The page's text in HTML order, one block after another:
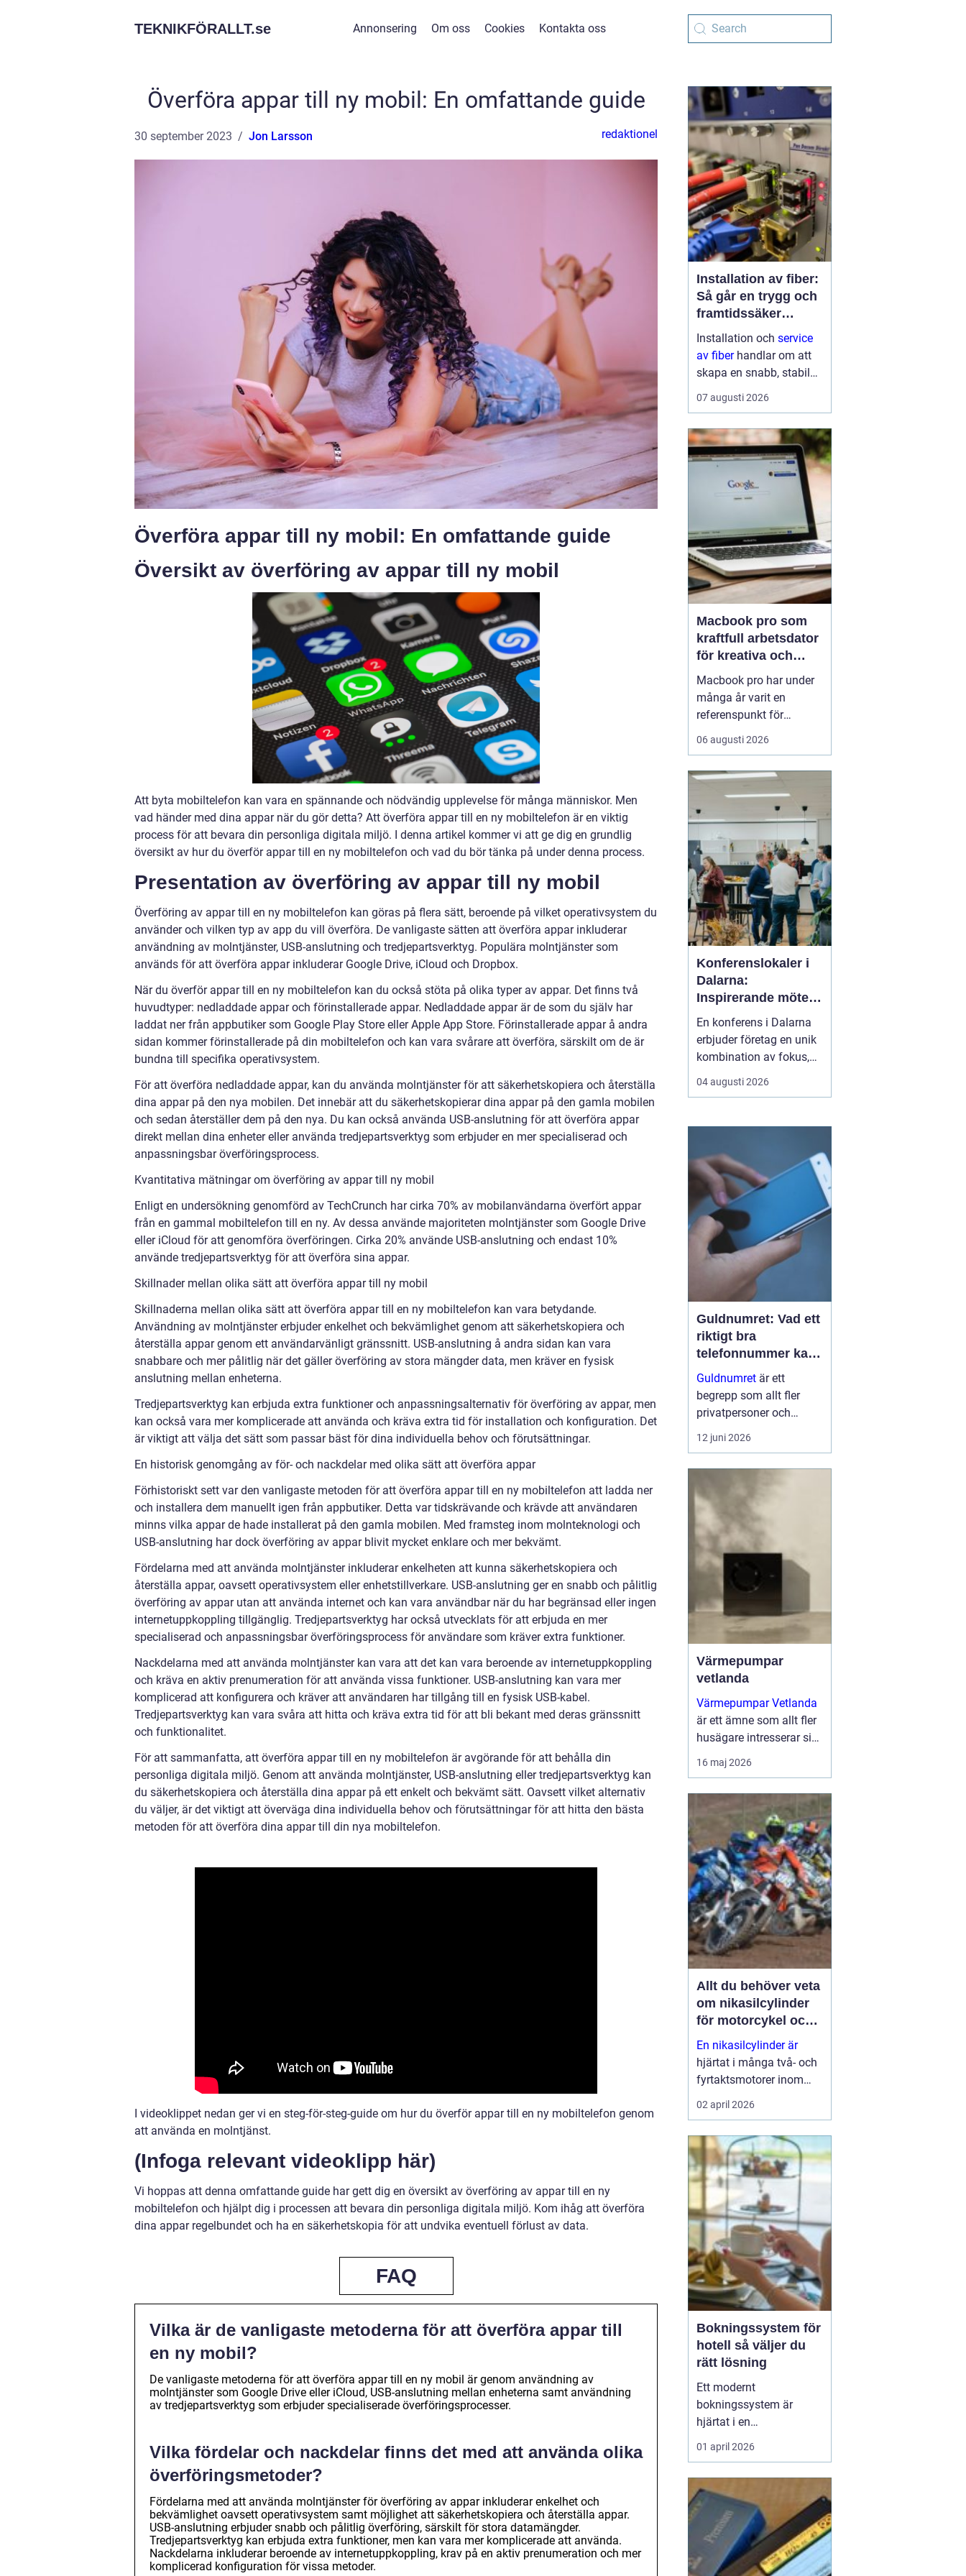
TEKNIKFÖRALLT.se Annonsering Om oss Cookies Kontakta oss
Överföra appar till ny mobil: En omfattande guide
30 september 2023 Jon Larsson redaktionel
Överföra appar till ny mobil: En omfattande guide
Översikt av överföring av appar till ny mobil
Att byta mobiltelefon kan vara en spännande och nödvändig upplevelse för många människor. Men
vad händer med dina appar när du gör detta? Att överföra appar till en ny mobiltelefon är en viktig
process för att bevara din personliga digitala miljö. I denna artikel kommer vi att ge dig en grundlig
översikt av hur du överför appar till en ny mobiltelefon och vad du bör tänka på under denna process.
Presentation av överföring av appar till ny mobil
Överföring av appar till en ny mobiltelefon kan göras på flera sätt, beroende på vilket operativsystem du
använder och vilken typ av app du vill överföra. De vanligaste sätten att överföra appar inkluderar
användning av molntjänster, USB-anslutning och tredjepartsverktyg. Populära molntjänster som
används för att överföra appar inkluderar Google Drive, iCloud och Dropbox.
När du överför appar till en ny mobiltelefon kan du också stöta på olika typer av appar. Det finns två
huvudtyper: nedladdade appar och förinstallerade appar. Nedladdade appar är de som du själv har
laddat ner från appbutiker som Google Play Store eller Apple App Store. Förinstallerade appar å andra
sidan kommer förinstallerade på din mobiltelefon och kan vara svårare att överföra, särskilt om de är
bundna till specifika operativsystem.
För att överföra nedladdade appar, kan du använda molntjänster för att säkerhetskopiera och återställa
dina appar på den nya mobilen. Det innebär att du säkerhetskopierar dina appar på den gamla mobilen
och sedan återställer dem på den nya. Du kan också använda USB-anslutning för att överföra appar
direkt mellan dina enheter eller använda tredjepartsverktyg som erbjuder en mer specialiserad och
anpassningsbar överföringsprocess.
Kvantitativa mätningar om överföring av appar till ny mobil
Enligt en undersökning genomförd av TechCrunch har cirka 70% av mobilanvändarna överfört appar
från en gammal mobiltelefon till en ny. Av dessa använde majoriteten molntjänster som Google Drive
eller iCloud för att genomföra överföringen. Cirka 20% använde USB-anslutning och endast 10%
använde tredjepartsverktyg för att överföra sina appar.
Skillnader mellan olika sätt att överföra appar till ny mobil
Skillnaderna mellan olika sätt att överföra appar till en ny mobiltelefon kan vara betydande.
Användning av molntjänster erbjuder enkelhet och bekvämlighet genom att säkerhetskopiera och
återställa appar genom ett användarvänligt gränssnitt. USB-anslutning å andra sidan kan vara
snabbare och mer pålitlig när det gäller överföring av stora mängder data, men kräver en fysisk
anslutning mellan enheterna.
Tredjepartsverktyg kan erbjuda extra funktioner och anpassningsalternativ för överföring av appar, men
kan också vara mer komplicerade att använda och kräva extra tid för installation och konfiguration. Det
är viktigt att välja det sätt som passar bäst för dina individuella behov och förutsättningar.
En historisk genomgång av för- och nackdelar med olika sätt att överföra appar
Förhistoriskt sett var den vanligaste metoden för att överföra appar till en ny mobiltelefon att ladda ner
och installera dem manuellt igen från appbutiker. Detta var tidskrävande och krävde att användaren
minns vilka appar de hade installerat på den gamla mobilen. Med framsteg inom molnteknologi och
USB-anslutning har dock överföring av appar blivit mycket enklare och mer bekvämt.
Fördelarna med att använda molntjänster inkluderar enkelheten att kunna säkerhetskopiera och
återställa appar, oavsett operativsystem eller enhetstillverkare. USB-anslutning ger en snabb och pålitlig
överföring av appar utan att använda internet och kan vara användbar när du har begränsad eller ingen
internetuppkoppling tillgänglig. Tredjepartsverktyg har också utvecklats för att erbjuda en mer
specialiserad och anpassningsbar överföringsprocess för användare som kräver extra funktioner.
Nackdelarna med att använda molntjänster kan vara att det kan vara beroende av internetuppkoppling
och kräva en aktiv prenumeration för att använda vissa funktioner. USB-anslutning kan vara mer
komplicerad att konfigurera och kräver att användaren har tillgång till en fysisk USB-kabel.
Tredjepartsverktyg kan vara svåra att hitta och kräva extra tid för att bli bekant med deras gränssnitt
och funktionalitet.
För att sammanfatta, att överföra appar till en ny mobiltelefon är avgörande för att behålla din
personliga digitala miljö. Genom att använda molntjänster, USB-anslutning eller tredjepartsverktyg kan
du säkerhetskopiera och återställa dina appar på ett enkelt och bekvämt sätt. Oavsett vilket alternativ
du väljer, är det viktigt att överväga dina individuella behov och förutsättningar för att hitta den bästa
metoden för att överföra dina appar till din nya mobiltelefon.
I videoklippet nedan ger vi en steg-för-steg-guide om hur du överför appar till en ny mobiltelefon genom
att använda en molntjänst.
(Infoga relevant videoklipp här)
Vi hoppas att denna omfattande guide har gett dig en översikt av överföring av appar till en ny
mobiltelefon och hjälpt dig i processen att bevara din personliga digitala miljö. Kom ihåg att överföra
dina appar regelbundet och ha en säkerhetskopia för att undvika eventuell förlust av data.
FAQ
Vilka är de vanligaste metoderna för att överföra appar till
en ny mobil?
De vanligaste metoderna för att överföra appar till en ny mobil är genom användning av
molntjänster som Google Drive eller iCloud, USB-anslutning mellan enheterna samt användning
av tredjepartsverktyg som erbjuder specialiserade överföringsprocesser.
Vilka fördelar och nackdelar finns det med att använda olika
överföringsmetoder?
Fördelarna med att använda molntjänster för överföring av appar inkluderar enkelhet och
bekvämlighet oavsett operativsystem samt möjlighet att säkerhetskopiera och återställa appar.
USB-anslutning erbjuder snabb och pålitlig överföring, särskilt för stora datamängder.
Tredjepartsverktyg kan erbjuda extra funktioner, men kan vara mer komplicerade att använda.
Nackdelarna inkluderar beroende av internetuppkoppling, krav på en aktiv prenumeration och mer
komplicerad konfiguration för vissa metoder.
Installation av fiber:
Så går en trygg och
framtidssäker
lösning till
Installation och service
av fiberhandlar om att
skapa en snabb, stabil
och driftsäker
internetanslutning som
användning...
07 augusti 2026
Macbook pro som
kraftfull arbetsdator
för kreativa och
professionella
användare
Macbook pro har under
många år varit en
referenspunkt för
bärbara datorer inom
kreativt och
Modellen kombinerar
hög prestanda,
genomtänkt design och
lång livslängd på ett sätt
som gör den intressant
för både företag och
privatp...
06 augusti 2026
Konferenslokaler i
Dalarna:
Inspirerande möten
i hjärtat av Sverige
En konferens i Dalarna
erbjuder företag en unik
kombination av fokus,
återhämtning och
gemensamma
både arbetsrelationer
lockar med storslagen
natur, tydliga årstider o...
04 augusti 2026
Guldnumret: Vad ett
riktigt bra
telefonnummer kan
göra för dig
Guldnumret är ett
begrepp som allt fler
privatpersoner och
företag får upp ögonen
för när de vill sticka ut,
vardagstelefoni. Genom
tjänste...
12 juni 2026
Värmepumpar
vetlanda
Värmepumpar Vetlanda
är ett ämne som allt fler
husägare intresserar sig
för när energipriserna
ökar och kraven på
tydligare. Genom att
utnyttja lagrad solen...
16 maj 2026
Allt du behöver veta
om nikasilcylinder
för motorcykel och
snöskoter
En nikasilcylinder är
hjärtat i många två- och
fyrtaktsmotorer inom
motocross, enduro och
snöskoter. Rätt utförd
låg friktion, bra
värmeavledning och
lång livslängd. Fel utförd
beläggnin...
02 april 2026
Bokningssystem för
hotell så väljer du
rätt lösning
Ett modernt
bokningssystem är
hjärtat i en
hotellverksamhet. När
bokningar, incheckning,
kommunikation sitter
ihop i ett flöde frigörs tid
till gästerna och
intäkterna blir lättare att
styra. Samtidigt är
01 april 2026